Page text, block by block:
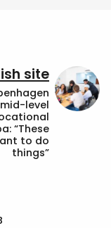
site
level
“These
to do
things”